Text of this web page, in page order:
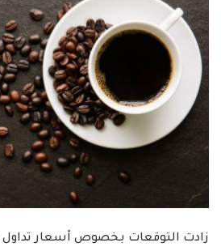
زادت التوقعات بخصوص أسعار تداول